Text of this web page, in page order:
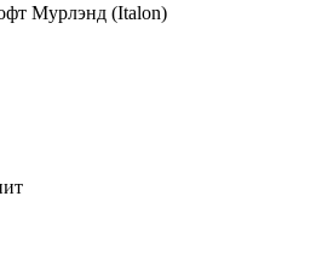
Мурлэнд (Italon)